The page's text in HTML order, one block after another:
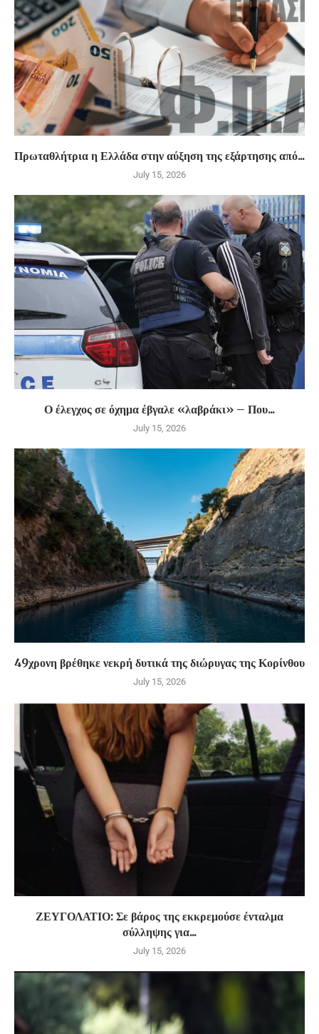
Πρωταθλήτρια η Ελλάδα στην αύξηση της εξάρτησης από...
July 15, 2026
Ο έλεγχος σε όχημα έβγαλε «λαβράκι» – Που...
July 15, 2026
49χρονη βρέθηκε νεκρή δυτικά της διώρυγας της Κορίνθου
July 15, 2026
ΖΕΥΓΟΛΑΤΙΟ: Σε βάρος της εκκρεμούσε ένταλμα
σύλληψης για...
July 15, 2026